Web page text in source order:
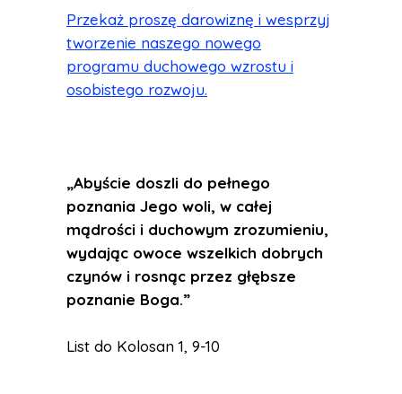
Przekaż proszę darowiznę i wesprzyj
tworzenie naszego nowego
programu duchowego wzrostu i
osobistego rozwoju.
„Abyście doszli do pełnego
poznania Jego woli, w całej
mądrości i duchowym zrozumieniu,
wydając owoce wszelkich dobrych
czynów i rosnąc przez głębsze
poznanie Boga.”
List do Kolosan 1, 9-10